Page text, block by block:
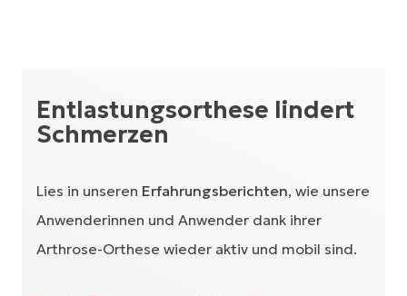
Entlastungsorthese lindert
Schmerzen
Lies in unseren Erfahrungsberichten, wie unsere
Anwenderinnen und Anwender dank ihrer
Arthrose-Orthese wieder aktiv und mobil sind.